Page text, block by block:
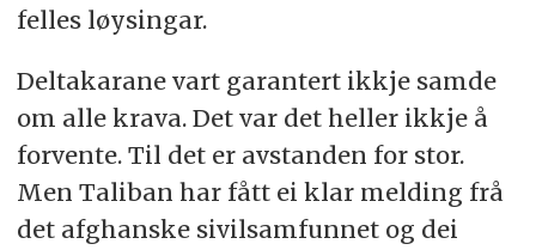
felles løysingar.
Deltakarane vart garantert ikkje samde
om alle krava. Det var det heller ikkje å
forvente. Til det er avstanden for stor.
Men Taliban har fått ei klar melding frå
det afghanske sivilsamfunnet og dei